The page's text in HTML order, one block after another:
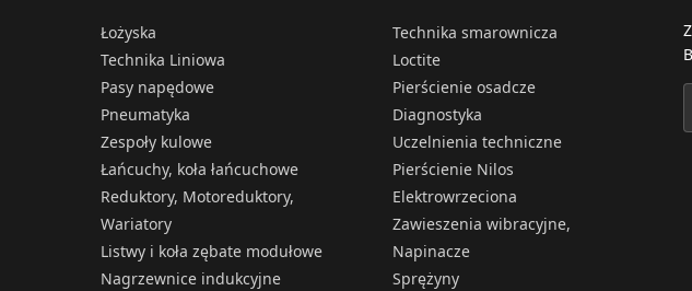
Łożyska
Technika Liniowa
Pasy napędowe
Pneumatyka
Zespoły kulowe
Łańcuchy, koła łańcuchowe
Reduktory, Motoreduktory,
Wariatory
Listwy i koła zębate modułowe
Nagrzewnice indukcyjne
Technika smarownicza
Loctite
Pierścienie osadcze
Diagnostyka
Uczelnienia techniczne
Pierścienie Nilos
Elektrowrzeciona
Zawieszenia wibracyjne,
Napinacze
Sprężyny